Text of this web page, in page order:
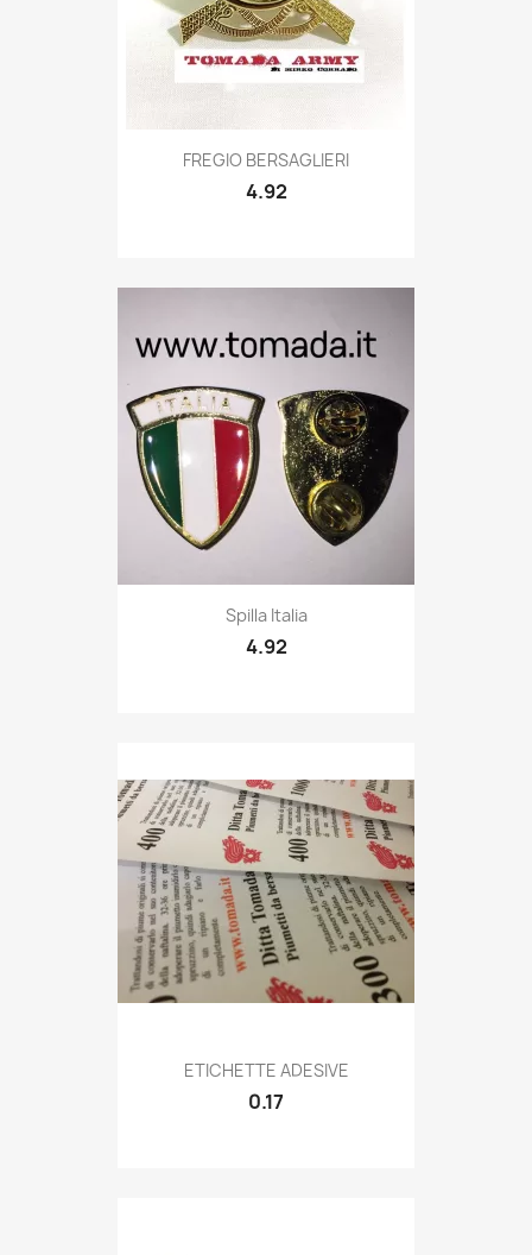
Quick view
FREGIO BERSAGLIERI
4.92
Quick view
Spilla Italia
4.92
Quick view
ETICHETTE ADESIVE
0.17